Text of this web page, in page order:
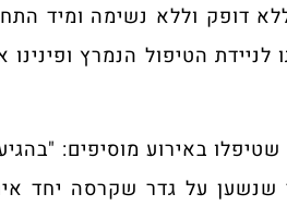
דופק וללא נשימה ומיד
הטיפול הנמרץ
הנראה לאחר שנשען על גדר שקרסה